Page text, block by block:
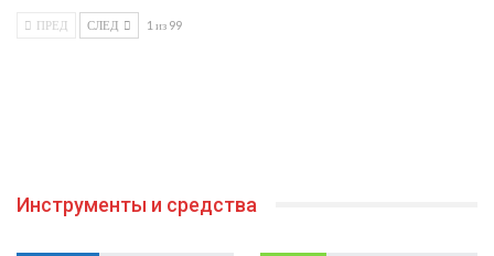
ПРЕД СЛЕД 1 из 99
Инструменты и средства